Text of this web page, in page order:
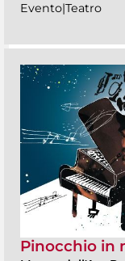
Evento|Teatro
Pinocchio in